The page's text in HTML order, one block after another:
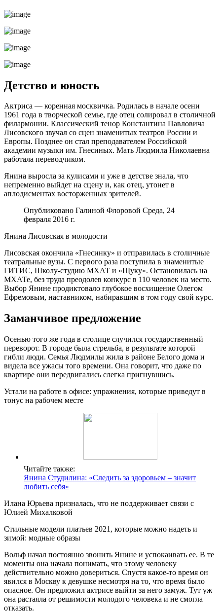
Детство и юность
Актриса — коренная москвичка. Родилась в начале осени
1961 года в творческой семье, где отец солировал в столичной
филармонии. Классический тенор Константина Павловича
Лисовского звучал со сцен знаменитых театров России и
Европы. Позднее он стал преподавателем Российской
академии музыки им. Гнесиных. Мать Людмила Николаевна
работала переводчиком.
Янина выросла за кулисами и уже в детстве знала, что
непременно выйдет на сцену и, как отец, утонет в
аплодисментах восторженных зрителей.
Опубликовано Галиной Флоровой Среда, 24
февраля 2016 г.
Янина Лисовская в молодости
Лисовская окончила «Гнесинку» и отправилась в столичные
театральные вузы. С первого раза поступила в знаменитые
ГИТИС, Школу-студию МХАТ и «Щуку». Остановилась на
МХАТе, без труда преодолев конкурс в 110 человек на место.
Выбор Янине продиктовало глубокое восхищение Олегом
Ефремовым, наставником, набиравшим в том году свой курс.
Заманчивое предложение
Осенью того же года в столице случился государственный
переворот. В городе была стрельба, в результате которой
гибли люди. Семья Людмилы жила в районе Белого дома и
видела все ужасы того времени. Она говорит, что даже по
квартире они передвигались слегка пригнувшись.
Устали на работе в офисе: упражнения, которые приведут в
тонус на рабочем месте
Читайте также:
Янина Студилина: «Следить за здоровьем – значит
любить себя»
Илана Юрьева призналась, что не поддерживает связи с
Юлией Михалковой
Стильные модели платьев 2021, которые можно надеть и
зимой: модные образы
Вольф начал постоянно звонить Янине и успокаивать ее. В те
моменты она начала понимать, что этому человеку
действительно можно довериться. Спустя какое-то время он
явился в Москву к девушке несмотря на то, что время было
опасное. Он предложил актрисе выйти за него замуж. Тут уж
она растаяла от решимости молодого человека и не смогла
отказать.